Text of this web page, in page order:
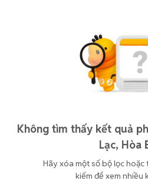
Không tìm thấy kết quả
Lạc, Hòa
Hãy xóa một số bộ lọc hoặc
kiếm để xem nhiều